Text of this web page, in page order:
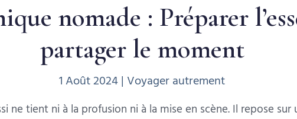
nomade : Préparer
partager le moment
1 Août 2024| Voyager autrement
ne tient ni à la profusion ni à la mise en scène. Il repose sur